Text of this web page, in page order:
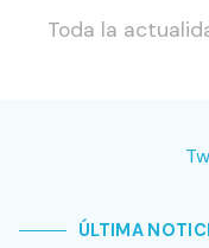
Toda la
ÚLTIMA